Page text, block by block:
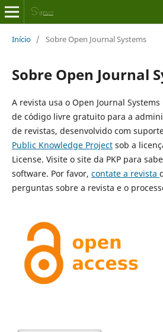
Início / Sobre Open Journal Systems
Sobre Open Journal
A revista usa o Open Journal Systems
de código livre gratuito para a
de revistas, desenvolvido com
Public Knowledge Projectsob a
License. Visite o site da PKP para
software. Por favor, contate a revista
perguntas sobre a revista e o